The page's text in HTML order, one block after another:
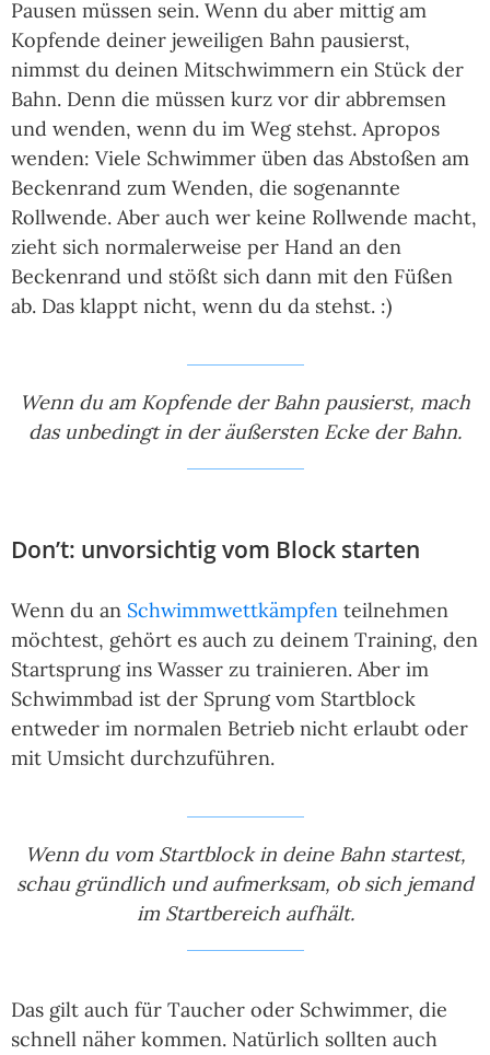
Pausen müssen sein. Wenn du aber mittig am
Kopfende deiner jeweiligen Bahn pausierst,
nimmst du deinen Mitschwimmern ein Stück der
Bahn. Denn die müssen kurz vor dir abbremsen
und wenden, wenn du im Weg stehst. Apropos
wenden: Viele Schwimmer üben das Abstoßen am
Beckenrand zum Wenden, die sogenannte
Rollwende. Aber auch wer keine Rollwende macht,
zieht sich normalerweise per Hand an den
Beckenrand und stößt sich dann mit den Füßen
ab. Das klappt nicht, wenn du da stehst. :)
Wenn du am Kopfende der Bahn pausierst, mach
das unbedingt in der äußersten Ecke der Bahn.
Don’t: unvorsichtig vom Block starten
Wenn du an Schwimmwettkämpfen teilnehmen
möchtest, gehört es auch zu deinem Training, den
Startsprung ins Wasser zu trainieren. Aber im
Schwimmbad ist der Sprung vom Startblock
entweder im normalen Betrieb nicht erlaubt oder
mit Umsicht durchzuführen.
Wenn du vom Startblock in deine Bahn startest,
schau gründlich und aufmerksam, ob sich jemand
im Startbereich aufhält.
Das gilt auch für Taucher oder Schwimmer, die
schnell näher kommen. Natürlich sollten auch